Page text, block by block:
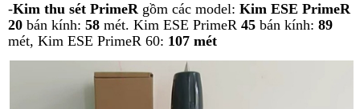
-Kim thu sét PrimeRgồm các model: Kim ESE PrimeR
20 bán kính: 58 mét. Kim ESE PrimeR 45 bán kính: 89
mét, Kim ESE PrimeR 60: 107 mét